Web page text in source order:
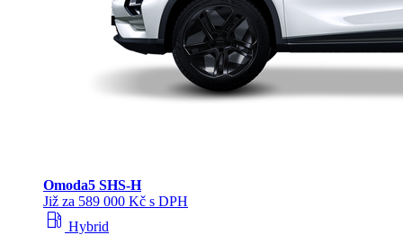
Omoda5 SHS‑H
Již za 589 000 Kč s DPH
local_gas_station Hybrid